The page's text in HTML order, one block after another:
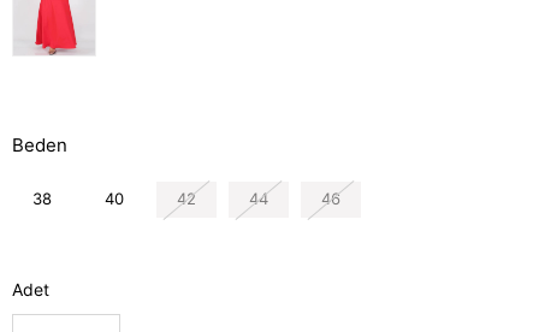
Beden
38 40 42 44 46
Adet